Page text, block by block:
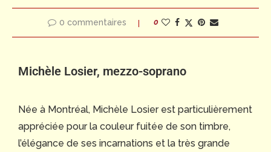
0 commentaires 0
Michèle Losier, mezzo-soprano
Née à Montréal, Michèle Losier est particulièrement
appréciée pour la couleur fuitée de son timbre,
l’élégance de ses incarnations et la très grande